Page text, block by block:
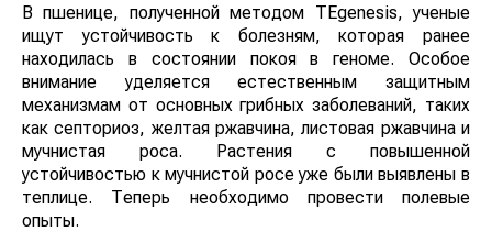
В пшенице, полученной методом TEgenesis, ученые
ищут устойчивость к болезням, которая ранее
находилась в состоянии покоя в геноме. Особое
внимание уделяется естественным защитным
механизмам от основных грибных заболеваний, таких
как септориоз, желтая ржавчина, листовая ржавчина и
мучнистая роса. Растения с повышенной
устойчивостью к мучнистой росе уже были выявлены в
теплице. Теперь необходимо провести полевые
опыты.